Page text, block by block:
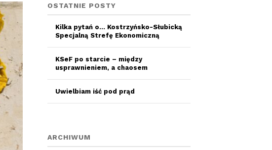
OSTATNIE POSTY
Kilka pytań o… Kostrzyńsko-Słubicką
Specjalną Strefę Ekonomiczną
KSeF po starcie – między
usprawnieniem, a chaosem
Uwielbiam iść pod prąd
ARCHIWUM